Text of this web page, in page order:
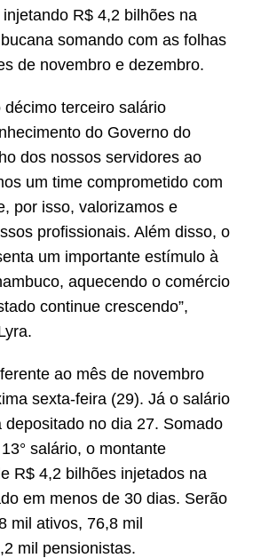
R$ 4,2 bilhões na
somando com as folhas
de novembro e dezembro.
décimo terceiro salário
do Governo do
dos nossos servidores ao
um time comprometido com
por isso, valorizamos e
profissionais. Além disso, o
um importante estímulo à
aquecendo o comércio
continue crescendo”,
ao mês de novembro
sexta-feira (29). Já o salário
depositado no dia 27. Somado
salário, o montante
R$ 4,2 bilhões injetados na
em menos de 30 dias. Serão
mil ativos, 76,8 mil
mil pensionistas.